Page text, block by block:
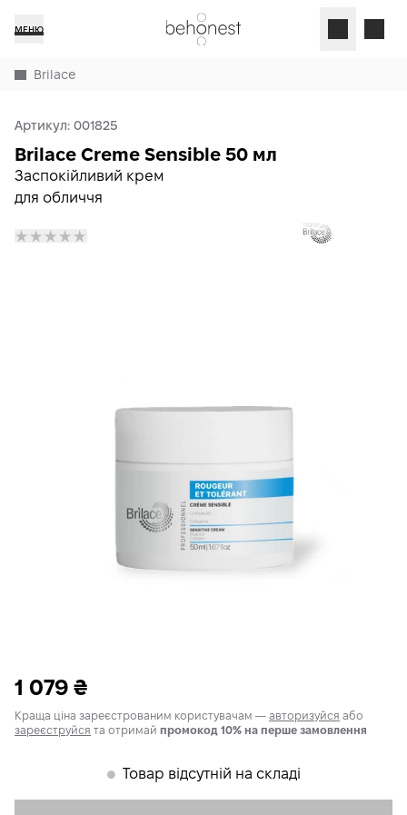
МЕНЮ
Brilace
Артикул: 001825
Заспокійливий крем
для обличчя
Brilace Creme Sensible 50 мл
1 079 ₴
Краща ціна зареєстрованим користувачам — авторизуйся або
зареєструйся та отримай промокод 10% на перше замовлення
𒊹 Товар відсутній на складі